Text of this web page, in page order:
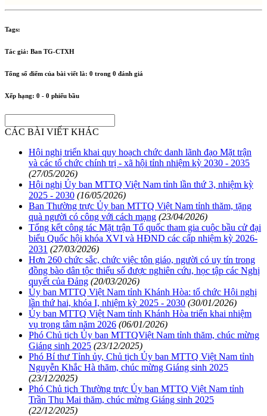
Tags:
Tác giả: Ban TG-CTXH
Tổng số điểm của bài viết là: 0 trong 0 đánh giá
Xếp hạng: 0 - 0 phiếu bầu
CÁC BÀI VIẾT KHÁC
Hội nghị triển khai quy hoạch chức danh lãnh đạo Mặt trận
và các tổ chức chính trị - xã hội tỉnh nhiệm kỳ 2030 - 2035
(27/05/2026)
Hội nghị Ủy ban MTTQ Việt Nam tỉnh lần thứ 3, nhiệm kỳ
2025 - 2030 (16/05/2026)
Ban Thường trực Ủy ban MTTQ Việt Nam tỉnh thăm, tặng
quà người có công với cách mạng (23/04/2026)
Tổng kết công tác Mặt trận Tổ quốc tham gia cuộc bầu cử đại
biểu Quốc hội khóa XVI và HĐND các cấp nhiệm kỳ 2026-
2031 (27/03/2026)
Hơn 260 chức sắc, chức việc tôn giáo, người có uy tín trong
đồng bào dân tộc thiểu số được nghiên cứu, học tập các Nghị
quyết của Đảng (20/03/2026)
Ủy ban MTTQ Việt Nam tỉnh Khánh Hòa: tổ chức Hội nghị
lần thứ hai, khóa I, nhiệm kỳ 2025 - 2030 (30/01/2026)
Ủy ban MTTQ Việt Nam tỉnh Khánh Hòa triển khai nhiệm
vụ trọng tâm năm 2026 (06/01/2026)
Phó Chủ tịch Ủy ban MTTQViệt Nam tỉnh thăm, chúc mừng
Giáng sinh 2025 (23/12/2025)
Phó Bí thư Tỉnh ủy, Chủ tịch Ủy ban MTTQ Việt Nam tỉnh
Nguyễn Khắc Hà thăm, chúc mừng Giáng sinh 2025
(23/12/2025)
Phó Chủ tịch Thường trực Ủy ban MTTQ Việt Nam tỉnh
Trần Thu Mai thăm, chúc mừng Giáng sinh 2025
(22/12/2025)